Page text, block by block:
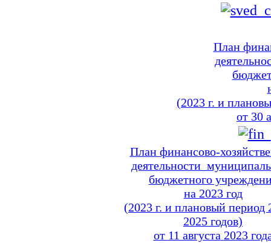
План
(2023 г. и
от 30
План финансово-
деятельности
бюджетного
на 2023 год
(2023 г. и плановый период
2025 годов)
от 11 августа 2023